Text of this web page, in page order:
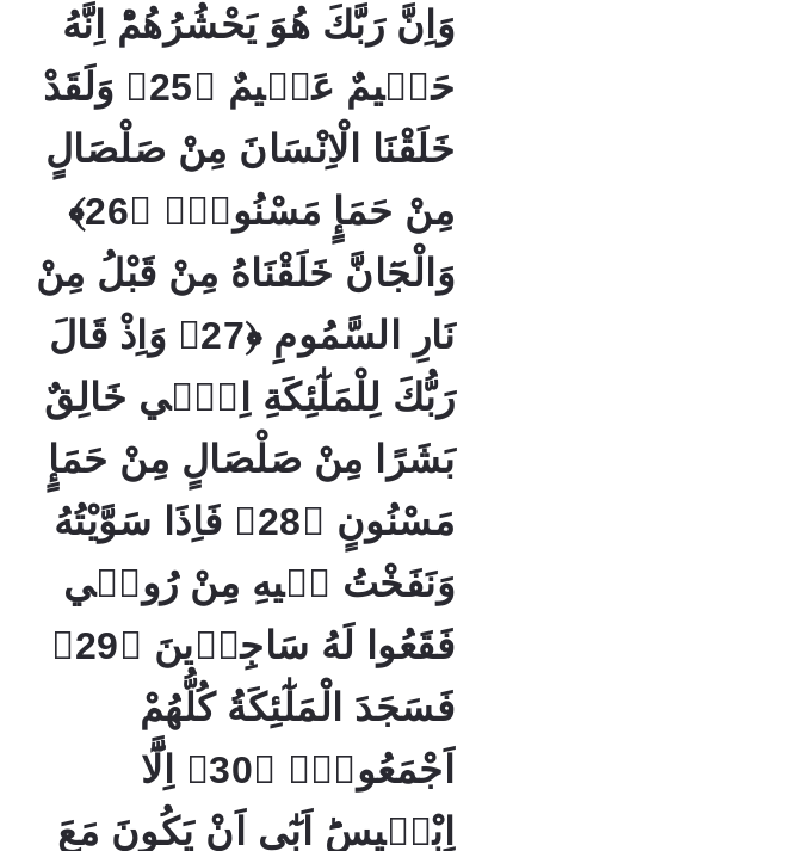
وَاِنَّ رَبَّكَ هُوَ يَحْشُرُهُمْؕ اِنَّهُ
حَكٖيمٌ عَلٖيمٌ ﴿25﴾ وَلَقَدْ
خَلَقْنَا الْاِنْسَانَ مِنْ صَلْصَالٍ
مِنْ حَمَإٍ مَسْنُونٍۚ ﴿26﴾
وَالْجَٓانَّ خَلَقْنَاهُ مِنْ قَبْلُ مِنْ
نَارِ السَّمُومِ ﴿27﴾ وَاِذْ قَالَ
رَبُّكَ لِلْمَلٰٓئِكَةِ اِنّٖي خَالِقٌ
بَشَرًا مِنْ صَلْصَالٍ مِنْ حَمَإٍ
مَسْنُونٍ ﴿28﴾ فَاِذَا سَوَّيْتُهُ
وَنَفَخْتُ فٖيهِ مِنْ رُوحٖي
فَقَعُوا لَهُ سَاجِدٖينَ ﴿29﴾
فَسَجَدَ الْمَلٰٓئِكَةُ كُلُّهُمْ
اَجْمَعُونَۙ ﴿30﴾ اِلَّٓا
اِبْلٖيسَؕ اَبٰٓى اَنْ يَكُونَ مَعَ